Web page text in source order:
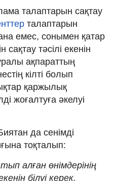
талаптарын сақтау
талаптарын
емес, сонымен қатар
тәсілі екенін
ақпараттың
кілті болып
қаржылық
жоғалтуға әкелуі
да сенімді
тоқталып:
алған өнімдерінің
білуі керек.